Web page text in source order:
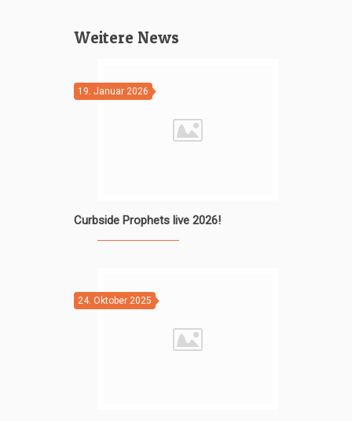
Weitere News
19. Januar 2026
Curbside Prophets live 2026!
24. Oktober 2025